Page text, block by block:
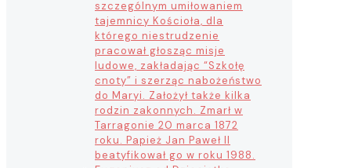
szczególnym umiłowaniem
tajemnicy Kościoła, dla
którego niestrudzenie
pracował głosząc misje
ludowe, zakładając “Szkołę
cnoty” i szerząc nabożeństwo
do Maryi. Założył także kilka
rodzin zakonnych. Zmarł w
Tarragonie 20 marca 1872
roku. Papież Jan Paweł II
beatyfikował go w roku 1988.